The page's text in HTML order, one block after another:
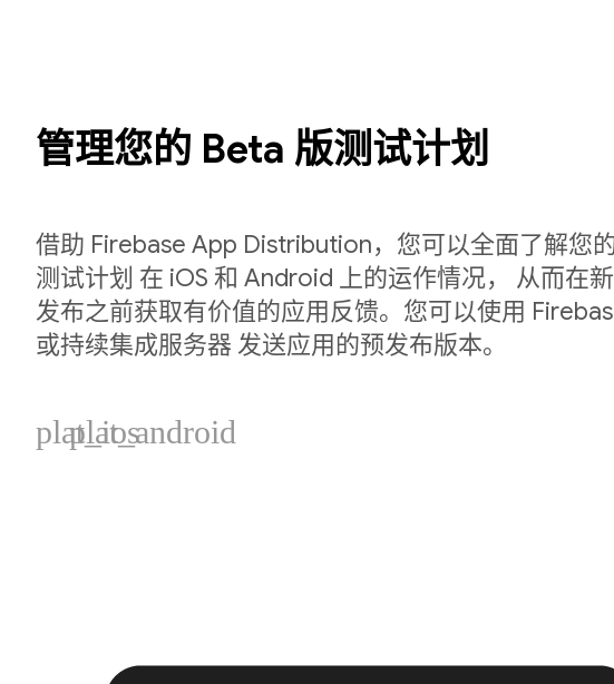
管理您的 Beta 版测试计划
借助 Firebase App Distribution，您可以全面了解您
测试计划 在 iOS 和 Android 上的运作情况， 从而在
发布之前获取有价值的应用反馈。您可以使用
或持续集成服务器 发送应用的预发布版本。
plat_ios
plat_android